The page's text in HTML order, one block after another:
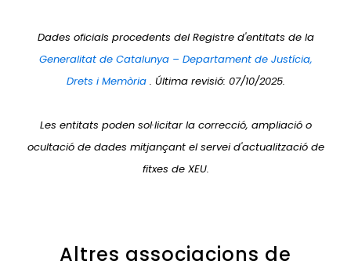
Dades oficials procedents del Registre d'entitats de la
Generalitat de Catalunya – Departament de Justícia,
Drets i Memòria . Última revisió: 07/10/2025.
Les entitats poden sol·licitar la correcció, ampliació o
ocultació de dades mitjançant el servei d'actualització de
fitxes de XEU.
Altres associacions de